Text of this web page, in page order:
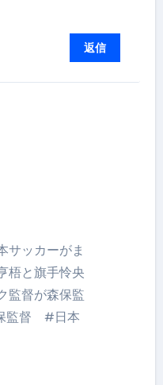
返信
サッカーがま
梧と旗手怜央
監督が森保監
監督 #日本